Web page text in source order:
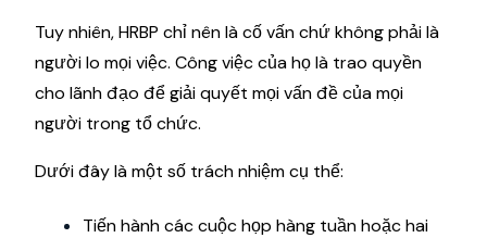
Tuy nhiên, HRBP chỉ nên là cố vấn chứ không phải là
người lo mọi việc. Công việc của họ là trao quyền
cho lãnh đạo để giải quyết mọi vấn đề của mọi
người trong tổ chức.
Dưới đây là một số trách nhiệm cụ thể:
Tiến hành các cuộc họp hàng tuần hoặc hai